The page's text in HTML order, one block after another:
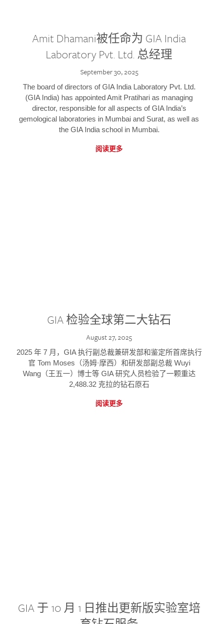
Amit Dhamani被任命为 GIA India
Laboratory Pvt. Ltd. 总经理
September 30, 2025
The board of directors of GIA India Laboratory Pvt. Ltd.
(GIA India) has appointed Amit Pratihari as managing
director, responsible for all aspects of GIA India’s
gemological laboratories in Mumbai and Surat, as well as
the GIA India school in Mumbai.
阅读更多
GIA 检验全球第二大钻石
August 27, 2025
2025 年 7 月，GIA 执行副总裁兼研发部和鉴定所首席执行
官 Tom Moses（汤姆·摩西）和研发部副总裁 Wuyi
Wang（王五一）博士等 GIA 研究人员检验了一颗重达
2,488.32 克拉的钻石原石
阅读更多
GIA 于 10 月 1 日推出更新版实验室培